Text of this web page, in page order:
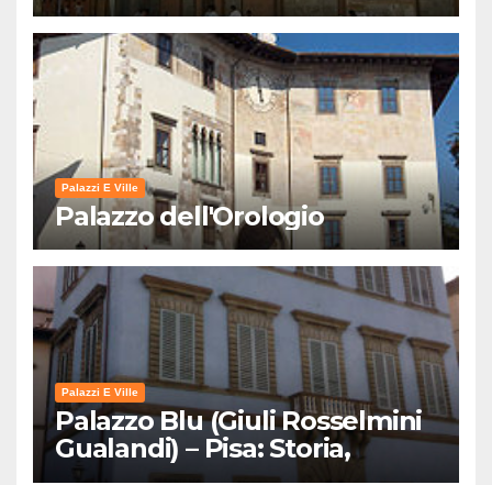
Palazzi E Ville
Palazzo dell'Orologio
Palazzi E Ville
Palazzo Blu (Giuli Rosselmini
Gualandi) – Pisa: Storia,
Mostre e Info Visita